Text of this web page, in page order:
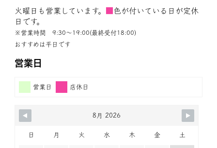
火曜日も営業しています。
色が付いている日が定休
日です。
※営業時間 9:30〜19:00(最終受付18:00)
おすすめは平日です
営業日
営業日 店休日
8月 2026
日 月 火 水 木 金 土